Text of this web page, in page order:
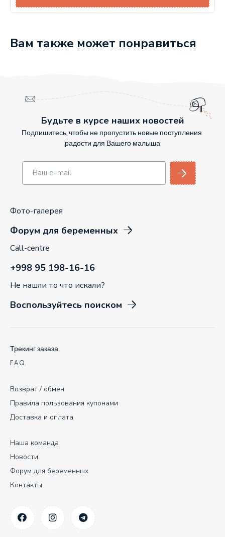
Вам также может понравиться
Будьте в курсе наших новостей
Подпишитесь, чтобы не пропустить новые поступления
радости для Вашего малыша
Фото-галерея
Форум для беременных
Call-centre
+998 95 198-16-16
Не нашли то что искали?
Воспользуйтесь поиском
Наша команда
Новости
Форум для беременных
Контакты
Возврат / обмен
Правила пользования купонами
Доставка и оплата
Трекинг заказа
F.A.Q.